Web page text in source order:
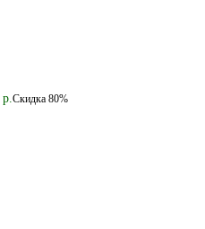
р. Скидка 80%